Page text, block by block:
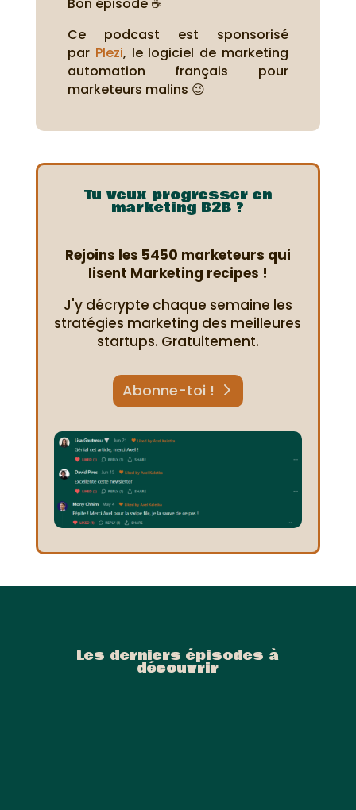
Ce podcast est sponsorisé
par Plezi, le logiciel de marketing
automation français pour
marketeurs malins 😉
Tu veux progresser en
marketing B2B ?
Rejoins les 5450 marketeurs qui
lisent Marketing recipes !
J'y décrypte chaque semaine les
stratégies marketing des meilleures
startups. Gratuitement.
Abonne-toi !
Les derniers épisodes à
découvrir